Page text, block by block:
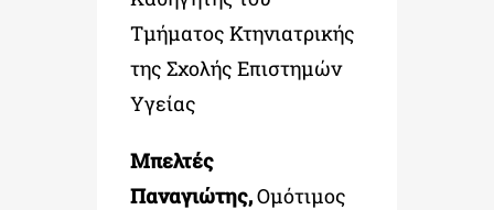
Τμήματος Κτηνιατρικής
της Σχολής Επιστημών
Υγείας
Μπελτές
Παναγιώτης,Ομότιμος